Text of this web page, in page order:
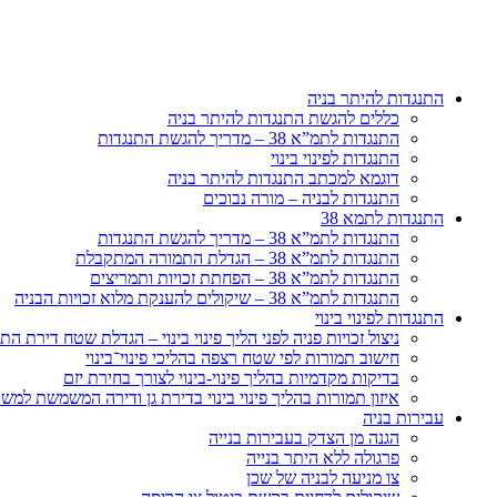
התנגדות להיתר בניה
כללים להגשת התנגדות להיתר בניה
התנגדות לתמ”א 38 – מדריך להגשת התנגדות
התנגדות לפינוי בינוי
דוגמא למכתב התנגדות להיתר בניה
התנגדות לבניה – מורה נבוכים
התנגדות לתמא 38
התנגדות לתמ”א 38 – מדריך להגשת התנגדות
התנגדות לתמ”א 38 – הגדלת התמורה המתקבלת
התנגדות לתמ”א 38 – הפחתת זכויות ותמריצים
התנגדות לתמ”א 38 – שיקולים להענקת מלוא זכויות הבניה
התנגדות לפינוי בינוי
ניצול זכויות פניה לפני הליך פינוי בינוי – הגדלת שטח
חישוב תמורות לפי שטח רצפה בהליכי פינוי־בינוי
בדיקות מקדמיות בהליך פינוי-בינוי לצורך בחירת יזם
איזון תמורות בהליך פינוי בינוי בדירת גן ודירה המשמשת
עבירות בניה
הגנה מן הצדק בעבירות בנייה
פרגולה ללא היתר בנייה
צו מניעה לבניה של שכן